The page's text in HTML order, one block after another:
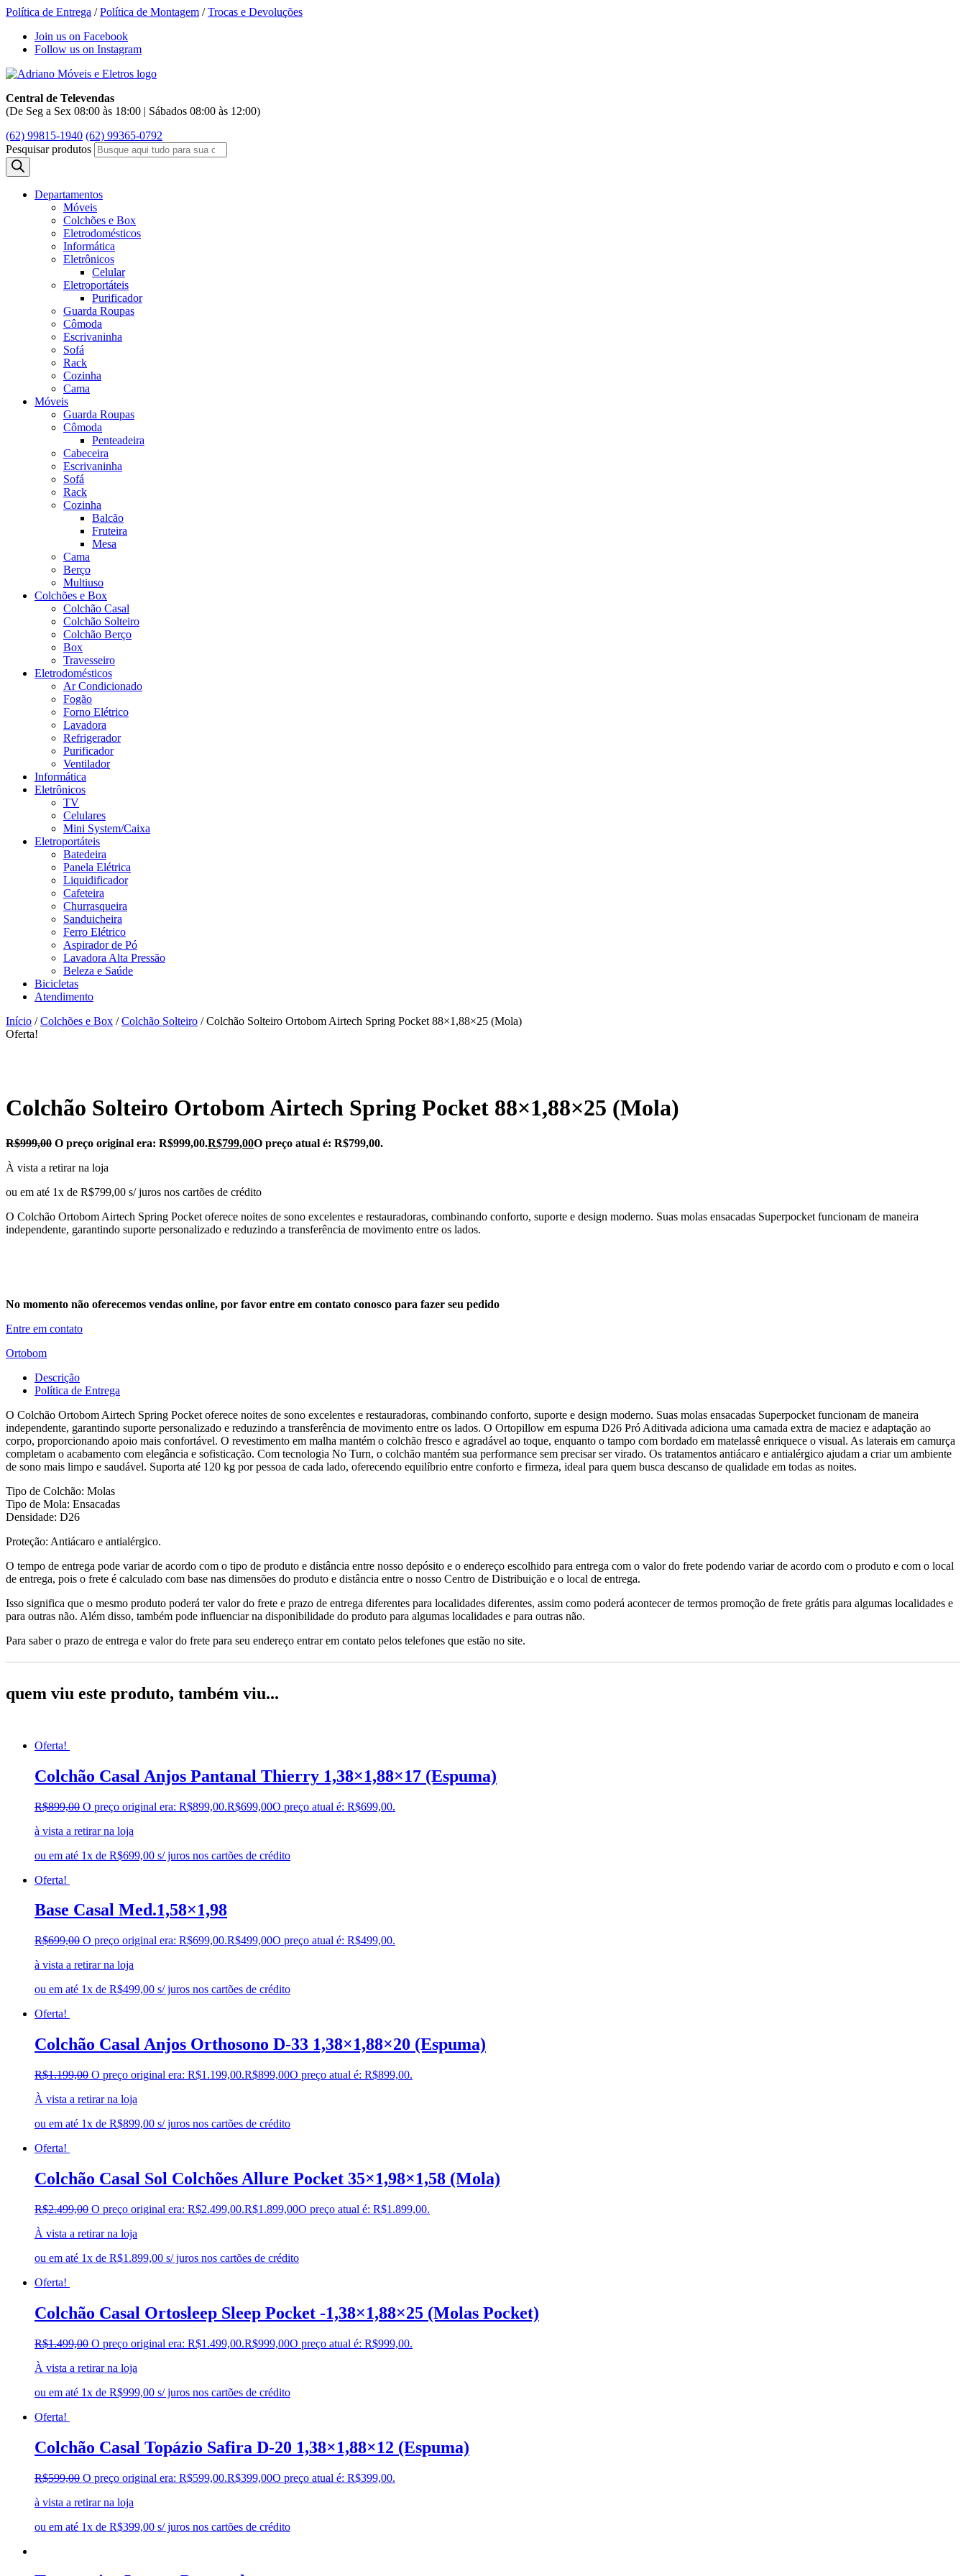
Política de Entrega /Política de Montagem /Trocas e Devoluções
Join us on Facebook
Follow us on Instagram
Central de Televendas
(De Seg a Sex 08:00 às 18:00 | Sábados 08:00 às 12:00)
(62) 99815-1940 (62) 99365-0792
Pesquisar produtos
Departamentos
Móveis
Colchões e Box
Eletrodomésticos
Informática
Eletrônicos
Celular
Eletroportáteis
Purificador
Guarda Roupas
Cômoda
Escrivaninha
Sofá
Rack
Cozinha
Cama
Móveis
Guarda Roupas
Cômoda
Penteadeira
Cabeceira
Escrivaninha
Sofá
Rack
Cozinha
Balcão
Fruteira
Mesa
Cama
Berço
Multiuso
Colchões e Box
Colchão Casal
Colchão Solteiro
Colchão Berço
Box
Travesseiro
Eletrodomésticos
Ar Condicionado
Fogão
Forno Elétrico
Lavadora
Refrigerador
Purificador
Ventilador
Informática
Eletrônicos
TV
Celulares
Mini System/Caixa
Eletroportáteis
Batedeira
Panela Elétrica
Liquidificador
Cafeteira
Churrasqueira
Sanduicheira
Ferro Elétrico
Aspirador de Pó
Lavadora Alta Pressão
Beleza e Saúde
Bicicletas
Atendimento
Início /Colchões e Box /Colchão Solteiro / Colchão Solteiro Ortobom Airtech Spring Pocket 88×1,88×25 (Mola)
Oferta!
Colchão Solteiro Ortobom Airtech Spring Pocket 88×1,88×25 (Mola)
R$999,00 O preço original era: R$999,00.R$799,00O preço atual é: R$799,00.
À vista a retirar na loja
ou em até 1x de R$799,00 s/ juros nos cartões de crédito
O Colchão Ortobom Airtech Spring Pocket oferece noites de sono excelentes e restauradoras, combinando conforto, suporte e design moderno. Suas molas ensacadas Superpocket funcionam de maneira
independente, garantindo suporte personalizado e reduzindo a transferência de movimento entre os lados.
No momento não oferecemos vendas online, por favor entre em contato conosco para fazer seu pedido
Entre em contato
Ortobom
Descrição
Política de Entrega
O Colchão Ortobom Airtech Spring Pocket oferece noites de sono excelentes e restauradoras, combinando conforto, suporte e design moderno. Suas molas ensacadas Superpocket funcionam de maneira
independente, garantindo suporte personalizado e reduzindo a transferência de movimento entre os lados. O Ortopillow em espuma D26 Pró Aditivada adiciona uma camada extra de maciez e adaptação ao
corpo, proporcionando apoio mais confortável. O revestimento em malha mantém o colchão fresco e agradável ao toque, enquanto o tampo com bordado em matelassê enriquece o visual. As laterais em camurça
completam o acabamento com elegância e sofisticação. Com tecnologia No Turn, o colchão mantém sua performance sem precisar ser virado. Os tratamentos antiácaro e antialérgico ajudam a criar um ambiente
de sono mais limpo e saudável. Suporta até 120 kg por pessoa de cada lado, oferecendo equilíbrio entre conforto e firmeza, ideal para quem busca descanso de qualidade em todas as noites.
Tipo de Colchão: Molas
Tipo de Mola: Ensacadas
Densidade: D26
Proteção: Antiácaro e antialérgico.
O tempo de entrega pode variar de acordo com o tipo de produto e distância entre nosso depósito e o endereço escolhido para entrega com o valor do frete podendo variar de acordo com o produto e com o local
de entrega, pois o frete é calculado com base nas dimensões do produto e distância entre o nosso Centro de Distribuição e o local de entrega.
Isso significa que o mesmo produto poderá ter valor do frete e prazo de entrega diferentes para localidades diferentes, assim como poderá acontecer de termos promoção de frete grátis para algumas localidades e
para outras não. Além disso, também pode influenciar na disponibilidade do produto para algumas localidades e para outras não.
Para saber o prazo de entrega e valor do frete para seu endereço entrar em contato pelos telefones que estão no site.
quem viu este produto, também viu...
Oferta!
Colchão Casal Anjos Pantanal Thierry 1,38×1,88×17 (Espuma)
R$899,00 O preço original era: R$899,00.R$699,00O preço atual é: R$699,00.
à vista a retirar na loja
ou em até 1x de R$699,00 s/ juros nos cartões de crédito
Oferta!
Base Casal Med.1,58×1,98
R$699,00 O preço original era: R$699,00.R$499,00O preço atual é: R$499,00.
à vista a retirar na loja
ou em até 1x de R$499,00 s/ juros nos cartões de crédito
Oferta!
Colchão Casal Anjos Orthosono D-33 1,38×1,88×20 (Espuma)
R$1.199,00 O preço original era: R$1.199,00.R$899,00O preço atual é: R$899,00.
À vista a retirar na loja
ou em até 1x de R$899,00 s/ juros nos cartões de crédito
Oferta!
Colchão Casal Sol Colchões Allure Pocket 35×1,98×1,58 (Mola)
R$2.499,00 O preço original era: R$2.499,00.R$1.899,00O preço atual é: R$1.899,00.
À vista a retirar na loja
ou em até 1x de R$1.899,00 s/ juros nos cartões de crédito
Oferta!
Colchão Casal Ortosleep Sleep Pocket -1,38×1,88×25 (Molas Pocket)
R$1.499,00 O preço original era: R$1.499,00.R$999,00O preço atual é: R$999,00.
À vista a retirar na loja
ou em até 1x de R$999,00 s/ juros nos cartões de crédito
Oferta!
Colchão Casal Topázio Safira D-20 1,38×1,88×12 (Espuma)
R$599,00 O preço original era: R$599,00.R$399,00O preço atual é: R$399,00.
à vista a retirar na loja
ou em até 1x de R$399,00 s/ juros nos cartões de crédito